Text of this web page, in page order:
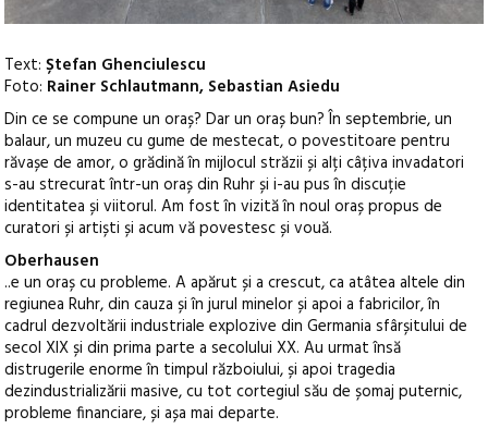
Text:Ștefan Ghenciulescu
Foto: Rainer Schlautmann, Sebastian Asiedu
Din ce se compune un oraș? Dar un oraș bun? În septembrie, un
balaur, un muzeu cu gume de mestecat, o povestitoare pentru
răvașe de amor, o grădină în mijlocul străzii și alți câțiva invadatori
s-au strecurat într-un oraș din Ruhr și i-au pus în discuție
identitatea și viitorul. Am fost în vizită în noul oraș propus de
curatori și artiști și acum vă povestesc și vouă.
Oberhausen
..e un oraș cu probleme. A apărut și a crescut, ca atâtea altele din
regiunea Ruhr, din cauza și în jurul minelor și apoi a fabricilor, în
cadrul dezvoltării industriale explozive din Germania sfârșitului de
secol XIX și din prima parte a secolului XX. Au urmat însă
distrugerile enorme în timpul războiului, și apoi tragedia
dezindustrializării masive, cu tot cortegiul său de șomaj puternic,
probleme financiare, și așa mai departe.